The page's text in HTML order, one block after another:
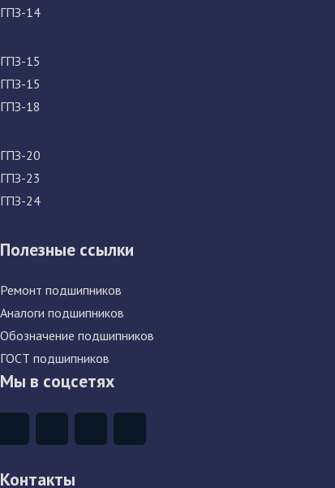
ГПЗ-14
ГПЗ-15
ГПЗ-15
ГПЗ-18
ГПЗ-20
ГПЗ-23
ГПЗ-24
Полезные ссылки
Ремонт подшипников
Аналоги подшипников
Обозначение подшипников
ГОСТ подшипников
Мы в соцсетях
Контакты